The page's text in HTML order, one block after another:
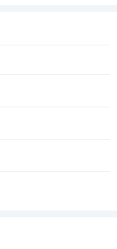
，那么忧伤。没有故
代头也不回地疾行，故
滑过...
一年三月三，风筝飞
太阳也有些晒，所以过
好...
飞舞。雪花漂白了整个
，只可惜没有目睹盛大
唤醒画画的梦想，太美